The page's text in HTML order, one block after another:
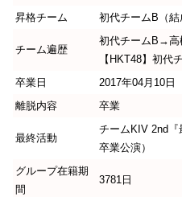
昇格チーム
初代チームB（結
チーム遍歴
初代チームB→高
【HKT48】初
卒業日
2017年04月10日
離脱内容
卒業
最終活動
チームKIV 2nd『
卒業公演）
グループ在籍期
間
3781日